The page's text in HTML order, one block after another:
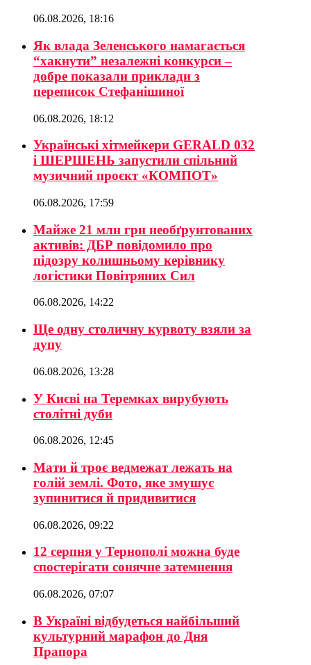
06.08.2026, 18:16
Як влада Зеленського намагається
“хакнути” незалежні конкурси –
добре показали приклади з
переписок Стефанішиної
06.08.2026, 18:12
Українські хітмейкери GERALD 032
і ШЕРШЕНЬ запустили спільний
музичний проєкт «КОМПОТ»
06.08.2026, 17:59
Майже 21 млн грн необґрунтованих
активів: ДБР повідомило про
підозру колишньому керівнику
логістики Повітряних Сил
06.08.2026, 14:22
Ще одну столичну курвоту взяли за
дупу
06.08.2026, 13:28
У Києві на Теремках вирубують
столітні дуби
06.08.2026, 12:45
Мати й троє ведмежат лежать на
голій землі. Фото, яке змушує
зупинитися й придивитися
06.08.2026, 09:22
12 серпня у Тернополі можна буде
спостерігати сонячне затемнення
06.08.2026, 07:07
В Україні відбудеться найбільший
культурний марафон до Дня
Прапора